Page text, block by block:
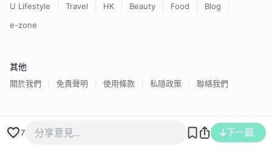
7 下一篇
U Lifestyle Travel HK Beauty Food
Blog
e-zone
其他
關於我們 免責聲明 使用條款 私隱政策 聯絡我們
香港經濟日報版權所有©